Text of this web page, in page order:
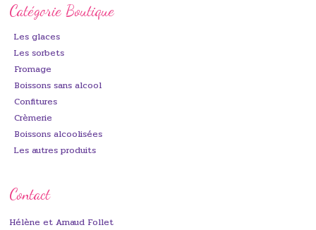
Catégorie Boutique
Les glaces
Les sorbets
Fromage
Boissons sans alcool
Confitures
Crèmerie
Boissons alcoolisées
Les autres produits
Contact
Hélène et Arnaud Follet